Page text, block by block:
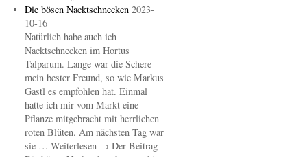
Die bösen Nacktschnecken 2023-
10-16
Natürlich habe auch ich
Nacktschnecken im Hortus
Talparum. Lange war die Schere
mein bester Freund, so wie Markus
Gastl es empfohlen hat. Einmal
hatte ich mir vom Markt eine
Pflanze mitgebracht mit herrlichen
roten Blüten. Am nächsten Tag war
sie … Weiterlesen → Der Beitrag